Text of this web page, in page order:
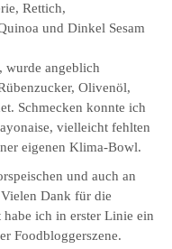
Rettich,
und Dinkel Sesam
wurde angeblich
Olivenöl,
Schmecken konnte ich
vielleicht fehlten
eigenen Klima-Bowl.
und auch an
Dank für die
ich in erster Linie ein
Foodbloggerszene.